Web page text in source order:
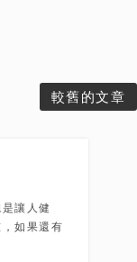
較舊的文章
讓人健
如果還有